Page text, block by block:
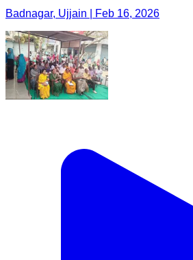
Badnagar, Ujjain | Feb 16, 2026